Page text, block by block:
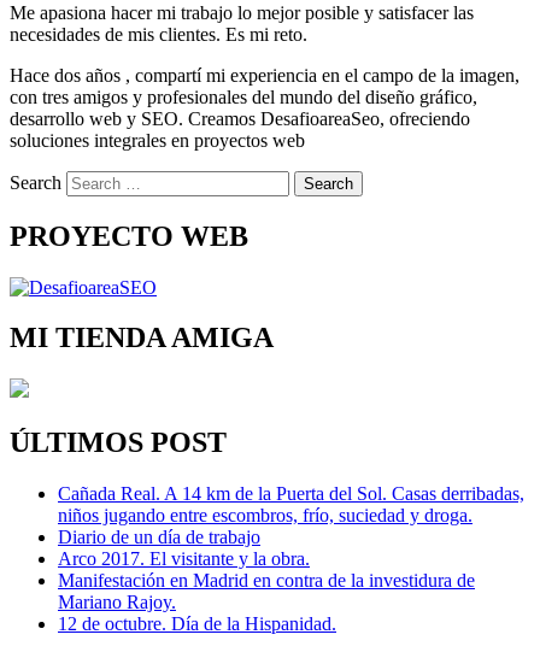
Me apasiona hacer mi trabajo lo mejor posible y satisfacer las
necesidades de mis clientes. Es mi reto.
Hace dos años , compartí mi experiencia en el campo de la imagen,
con tres amigos y profesionales del mundo del diseño gráfico,
desarrollo web y SEO. Creamos DesafioareaSeo, ofreciendo
soluciones integrales en proyectos web
Search
PROYECTO WEB
MI TIENDA AMIGA
ÚLTIMOS POST
Cañada Real. A 14 km de la Puerta del Sol. Casas derribadas,
niños jugando entre escombros, frío, suciedad y droga.
Diario de un día de trabajo
Arco 2017. El visitante y la obra.
Manifestación en Madrid en contra de la investidura de
Mariano Rajoy.
12 de octubre. Día de la Hispanidad.